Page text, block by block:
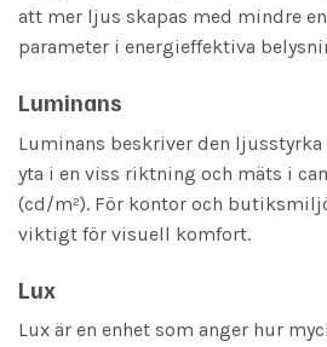
att mer ljus skapas med mindre
parameter i energieffektiva
Luminans
Luminans beskriver den
yta i en viss riktning och mäts i
(cd/m²). För kontor och
viktigt för visuell komfort.
Lux
Lux är en enhet som anger hur